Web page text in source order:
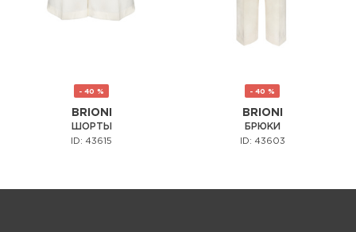
- 40 %
BRIONI
ШОРТЫ
ID: 43615
- 40 %
BRIONI
БРЮКИ
ID: 43603